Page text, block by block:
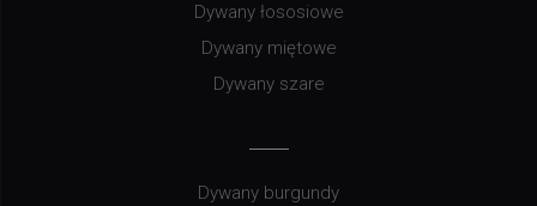
Dywany łososiowe
Dywany miętowe
Dywany szare
Dywany burgundy